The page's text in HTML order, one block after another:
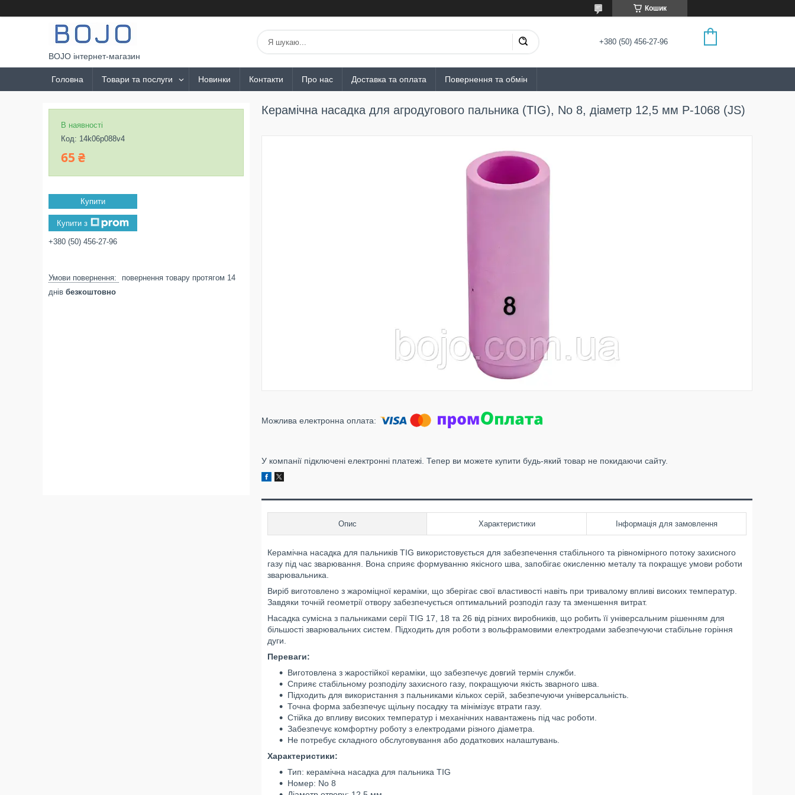
Кошик
BOJO інтернет-магазин
+380 (50) 456-27-96
Головна Товари та послуги Новинки Контакти Про нас Доставка та оплата Повернення та обмін
Керамічна насадка для агродугового пальника (TIG), No 8, діаметр 12,5 мм P-1068 (JS)
У компанії підключені електронні платежі. Тепер ви можете купити будь-який товар не покидаючи сайту.
Опис Характеристики Інформація для замовлення
Керамічна насадка для пальників TIG використовується для забезпечення стабільного та рівномірного потоку захисного
газу під час зварювання. Вона сприяє формуванню якісного шва, запобігає окисленню металу та покращує умови роботи
зварювальника.
Виріб виготовлено з жароміцної кераміки, що зберігає свої властивості навіть при тривалому впливі високих температур.
Завдяки точній геометрії отвору забезпечується оптимальний розподіл газу та зменшення витрат.
Насадка сумісна з пальниками серії TIG 17, 18 та 26 від різних виробників, що робить її універсальним рішенням для
більшості зварювальних систем. Підходить для роботи з вольфрамовими електродами забезпечуючи стабільне горіння
дуги.
Переваги:
Виготовлена з жаростійкої кераміки, що забезпечує довгий термін служби.
Сприяє стабільному розподілу захисного газу, покращуючи якість зварного шва.
Підходить для використання з пальниками кількох серій, забезпечуючи універсальність.
Точна форма забезпечує щільну посадку та мінімізує втрати газу.
Стійка до впливу високих температур і механічних навантажень під час роботи.
Забезпечує комфортну роботу з електродами різного діаметра.
Не потребує складного обслуговування або додаткових налаштувань.
Характеристики:
Тип: керамічна насадка для пальника TIG
Номер: No 8
В наявності
Код: 14k06p088v4
65 ₴
Купити
Купити з
+380 (50) 456-27-96
повернення товару протягом 14
днів безкоштовно